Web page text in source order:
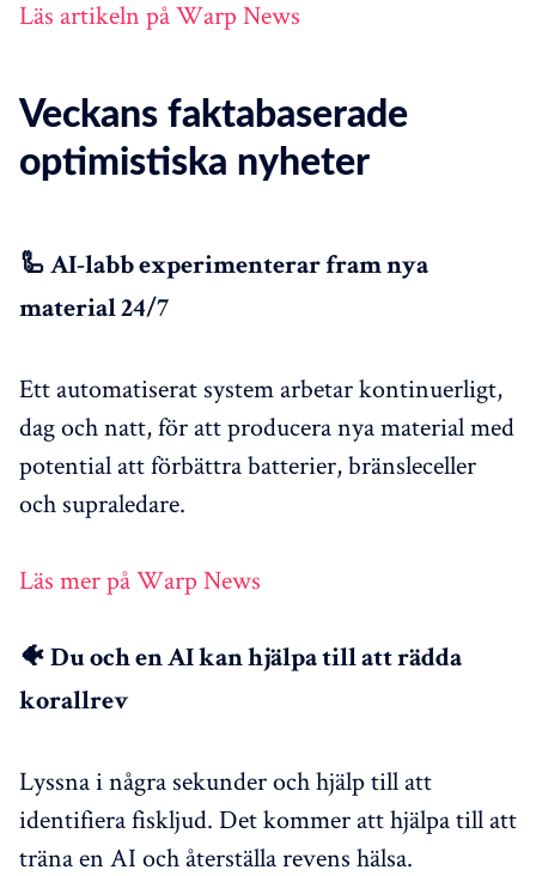
Läs artikeln på Warp News
Veckans faktabaserade
optimistiska nyheter
🦾 AI-labb experimenterar fram nya
material 24/7
Ett automatiserat system arbetar kontinuerligt,
dag och natt, för att producera nya material med
potential att förbättra batterier, bränsleceller
och supraledare.
Läs mer på Warp News
🐠 Du och en AI kan hjälpa till att rädda
korallrev
Lyssna i några sekunder och hjälp till att
identifiera fiskljud. Det kommer att hjälpa till att
träna en AI och återställa revens hälsa.